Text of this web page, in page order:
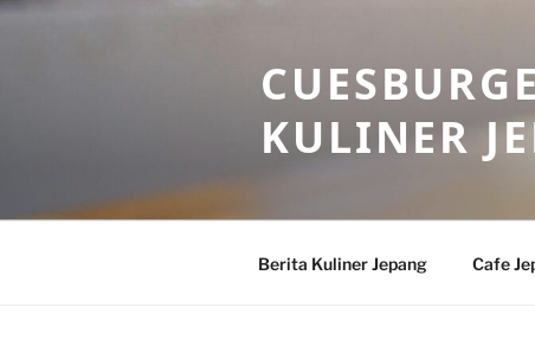
Skip
KULINER
Berita Kuliner Jepang Cafe